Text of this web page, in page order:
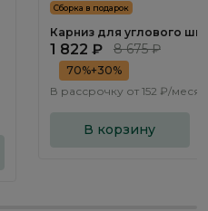
Сборка в подарок
Карниз для углового
Тиара / Tiara RT185.1
1 822 ₽ 8 675 ₽
70%+30%
В рассрочку от 152 ₽/месяц
В корзину